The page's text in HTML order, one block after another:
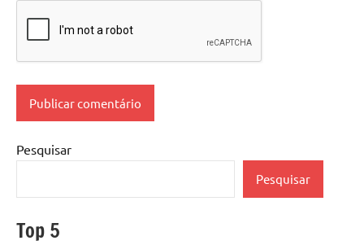
Pesquisar
Pesquisar
Top 5